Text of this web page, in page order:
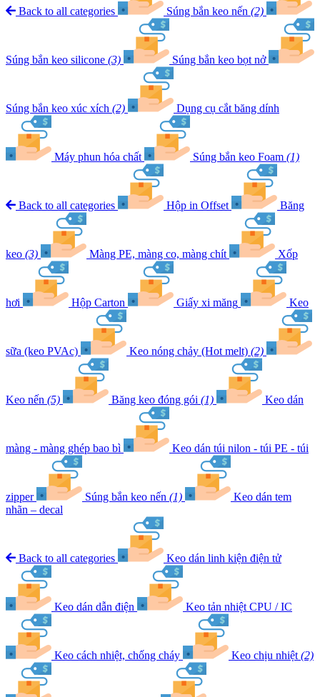
Back to all categories Súng bắn keo nến (2)
Súng bắn keo silicone (3) Súng bắn keo bọt nở
Súng bắn keo xúc xích (2) Dụng cụ cắt băng dính
Máy phun hóa chất Súng bắn keo Foam (1)
Back to all categories Hộp in Offset Băng
keo (3) Màng PE, màng co, màng chít Xốp
hơi Hộp Carton Giấy xi măng Keo
sữa (keo PVAc) Keo nóng chảy (Hot melt) (2)
Keo nến (5) Băng keo đóng gói (1) Keo dán
màng - màng ghép bao bì Keo dán túi nilon - túi PE - túi
zipper Súng bắn keo nến (1)
Keo dán tem
nhãn – decal
Back to all categories Keo dán linh kiện điện tử
Keo dán dẫn điện Keo tản nhiệt CPU / IC
Keo cách nhiệt, chống cháy Keo chịu nhiệt (2)